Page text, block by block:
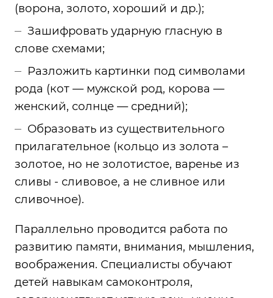
(ворона, золото, хороший и др.);
Зашифровать ударную гласную в
слове схемами;
Разложить картинки под символами
рода (кот — мужской род, корова —
женский, солнце — средний);
Образовать из существительного
прилагательное (кольцо из золота –
золотое, но не золотистое, варенье из
сливы - сливовое, а не сливное или
сливочное).
Параллельно проводится работа по
развитию памяти, внимания, мышления,
воображения. Специалисты обучают
детей навыкам самоконтроля,